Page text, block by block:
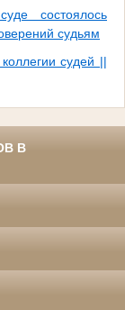
состоялось
судьям
судей ||
В